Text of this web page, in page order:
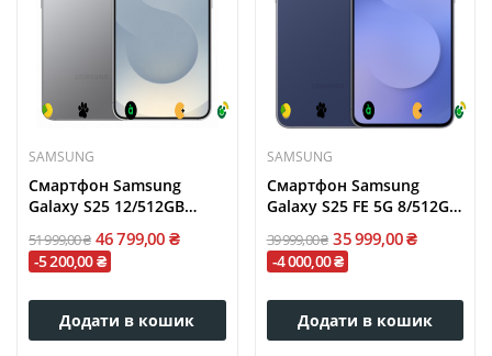
SAMSUNG
Смартфон Samsung
Galaxy S25 12/512GB
51 999,00 ₴ 46 799,00 ₴
-5 200,00 ₴
Додати в кошик
SAMSUNG
Смартфон Samsung
Galaxy S25 FE 5G 8/512GB
39 999,00 ₴ 35 999,00 ₴
-4 000,00 ₴
Додати в кошик